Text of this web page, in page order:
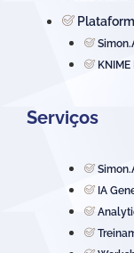
Serviços
IA